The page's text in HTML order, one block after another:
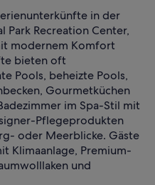
in der
Park Recreation Center,
modernem Komfort
bieten oft
Pools, beheizte Pools,
Gourmetküchen
im Spa-Stil mit
Pflegeprodukten
oder Meerblicke. Gäste
Klimaanlage, Premium-
und